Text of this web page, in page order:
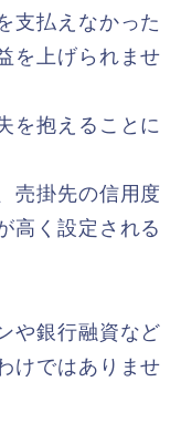
支払えなかった
を上げられませ
を抱えることに
売掛先の信用度
高く設定される
や銀行融資など
けではありませ